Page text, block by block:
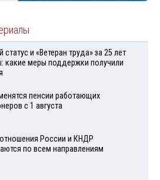
и «Ветеран труда» за 25 лет
какие меры поддержки получили
пенсии работающих
с 1 августа
отношения России и КНДР
по всем направлениям